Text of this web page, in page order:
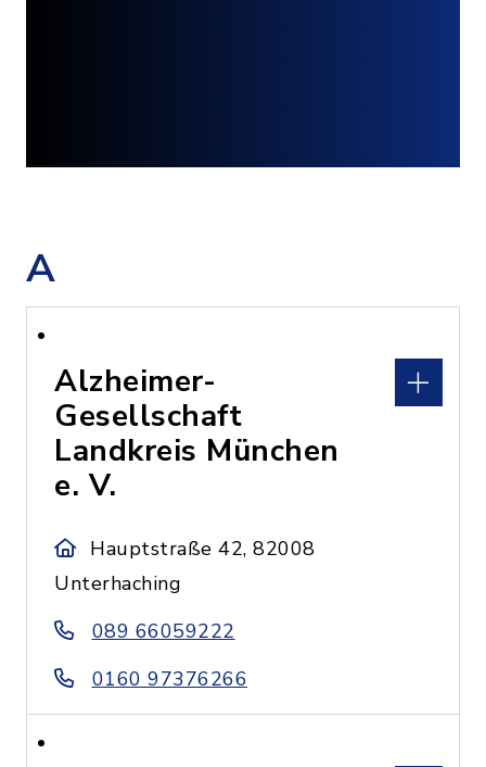
A
Alzheimer-
Gesellschaft
Landkreis München
e. V.
Hauptstraße 42, 82008
Unterhaching
089 66059222
0160 97376266